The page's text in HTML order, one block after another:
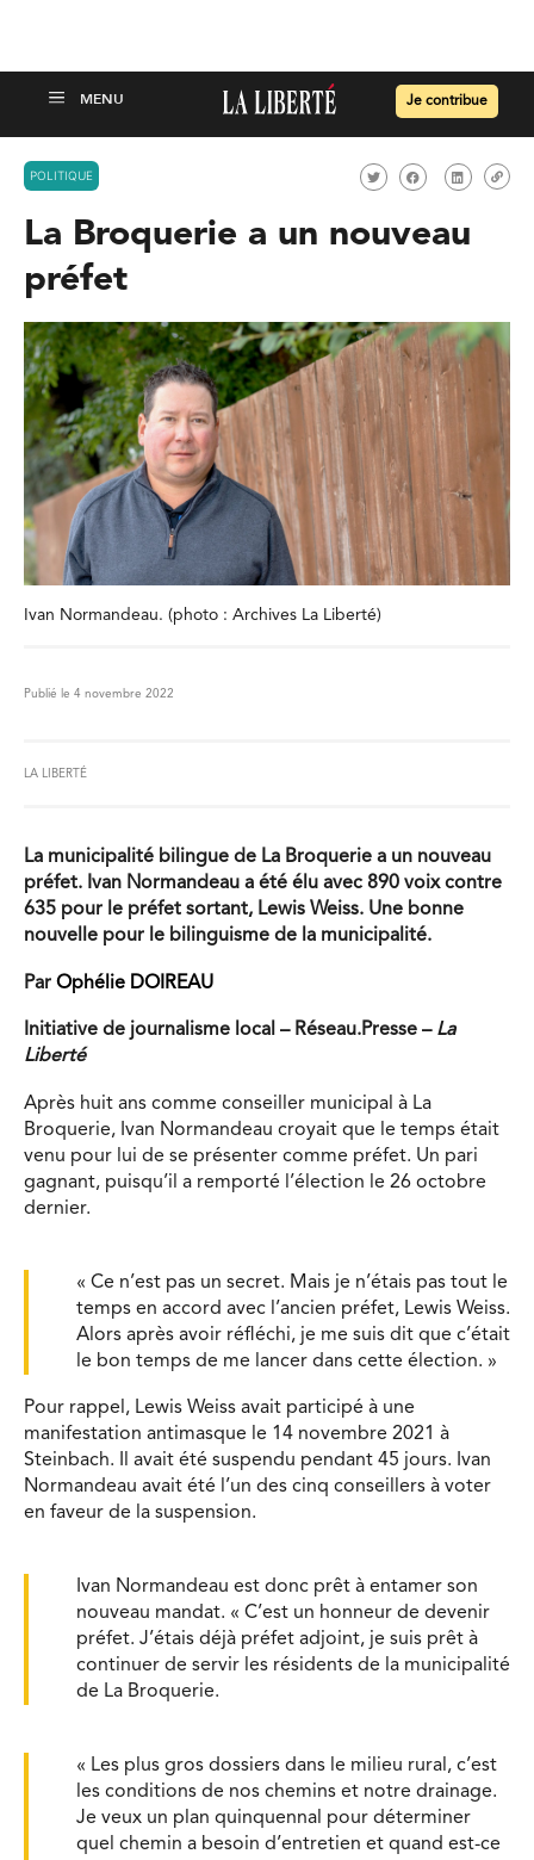
Je contribue
POLITIQUE
La Broquerie a un nouveau
préfet
Ivan Normandeau. (photo : Archives La Liberté)
Publié le 4 novembre 2022
LA LIBERTÉ
La municipalité bilingue de La Broquerie a un nouveau
préfet. Ivan Normandeau a été élu avec 890 voix contre
635 pour le préfet sortant, Lewis Weiss. Une bonne
nouvelle pour le bilinguisme de la municipalité.
Par Ophélie DOIREAU
Initiative de journalisme local – Réseau.Presse – La
Liberté
Après huit ans comme conseiller municipal à La
Broquerie, Ivan Normandeau croyait que le temps était
venu pour lui de se présenter comme préfet. Un pari
gagnant, puisqu’il a remporté l’élection le 26 octobre
dernier.
« Ce n’est pas un secret. Mais je n’étais pas tout le
temps en accord avec l’ancien préfet, Lewis Weiss.
Alors après avoir réfléchi, je me suis dit que c’était
le bon temps de me lancer dans cette élection. »
Pour rappel, Lewis Weiss avait participé à une
manifestation antimasque le 14 novembre 2021 à
Steinbach. Il avait été suspendu pendant 45 jours. Ivan
Normandeau avait été l’un des cinq conseillers à voter
en faveur de la suspension.
Ivan Normandeau est donc prêt à entamer son
nouveau mandat. « C’est un honneur de devenir
préfet. J’étais déjà préfet adjoint, je suis prêt à
continuer de servir les résidents de la municipalité
de La Broquerie.
« Les plus gros dossiers dans le milieu rural, c’est
les conditions de nos chemins et notre drainage.
Je veux un plan quinquennal pour déterminer
quel chemin a besoin d’entretien et quand est-ce